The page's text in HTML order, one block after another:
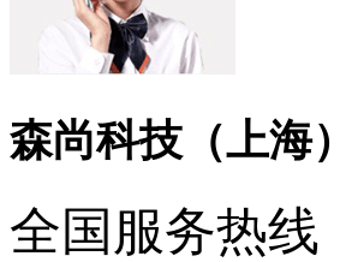
森尚科技（上海
全国服务热线